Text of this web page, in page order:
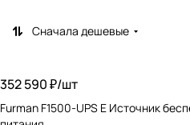
Сначала дешевые
352 590 ₽/шт
Furman F1500-UPS E Источник